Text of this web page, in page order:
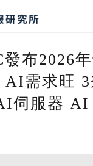
布2026
需求旺 3
伺服器 AI